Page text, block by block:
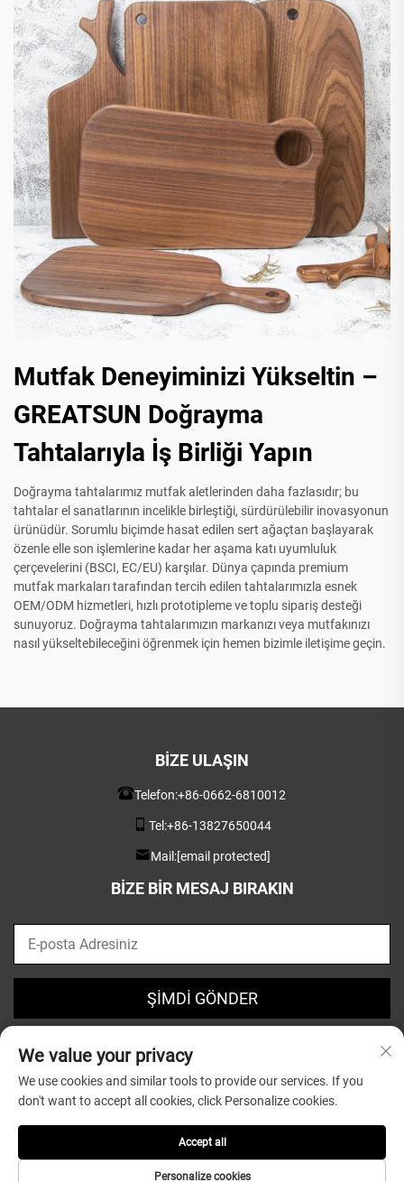
Mutfak Deneyiminizi Yükseltin –
GREATSUN Doğrayma
Tahtalarıyla İş Birliği Yapın
Doğrayma tahtalarımız mutfak aletlerinden daha fazlasıdır; bu
tahtalar el sanatlarının incelikle birleştiği, sürdürülebilir inovasyonun
ürünüdür. Sorumlu biçimde hasat edilen sert ağaçtan başlayarak
özenle elle son işlemlerine kadar her aşama katı uyumluluk
çerçevelerini (BSCI, EC/EU) karşılar. Dünya çapında premium
mutfak markaları tarafından tercih edilen tahtalarımızla esnek
OEM/ODM hizmetleri, hızlı prototipleme ve toplu sipariş desteği
sunuyoruz. Doğrayma tahtalarımızın markanızı veya mutfakınızı
nasıl yükseltebileceğini öğrenmek için hemen bizimle iletişime geçin.
BIZE ULAŞIN
Telefon:+86-0662-6810012
Tel:+86-13827650044
Mail:[email protected]
BIZE BIR MESAJ BIRAKIN
ŞİMDİ GÖNDER
Co.,Ltd. tarafından saklıdır. |
We value your privacy
We use cookies and similar tools to provide our services. If you
don't want to accept all cookies, click Personalize cookies.
Personalize cookies
Accept all